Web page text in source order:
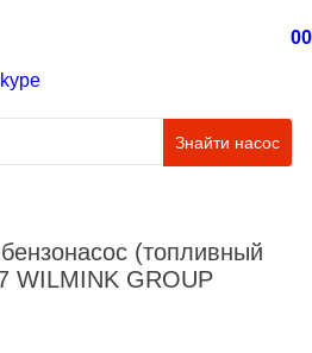
00
Знайти насос
(топливный
WILMINK GROUP